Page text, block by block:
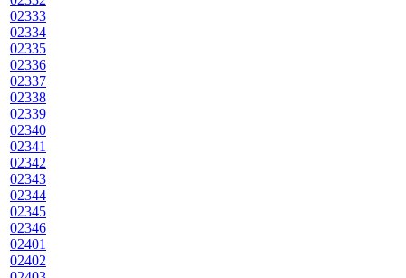
02333
02334
02335
02336
02337
02338
02339
02340
02341
02342
02343
02344
02345
02346
02401
02402